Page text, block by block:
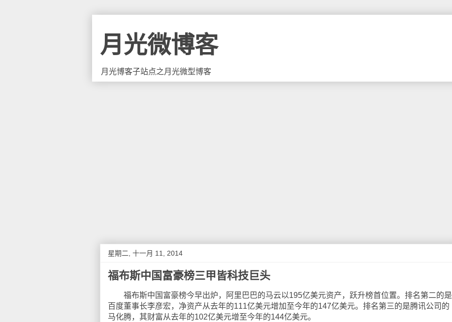
月光微博客
月光博客子站点之月光微型博客
星期二, 十一月 11, 2014
福布斯中国富豪榜三甲皆科技巨头
福布斯中国富豪榜今早出炉，阿里巴巴的马云以195亿美元资产，跃升榜首位置。排名第二的是
百度董事长李彦宏，净资产从去年的111亿美元增加至今年的147亿美元。排名第三的是腾讯公司的
马化腾，其财富从去年的102亿美元增至今年的144亿美元。